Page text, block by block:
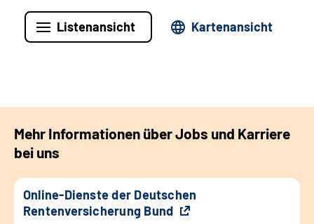
Listenansicht Kartenansicht
Mehr Informationen über Jobs und Karriere
bei uns
Online-Dienste der Deutschen
Rentenversicherung Bund